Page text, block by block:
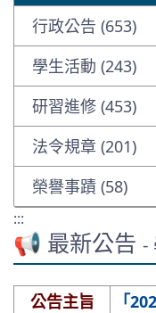
行政公告 (653)
學生活動 (243)
研習進修 (453)
法令規章 (201)
榮譽事蹟 (58)
:::
📢 最新公告 -
公告主旨
「